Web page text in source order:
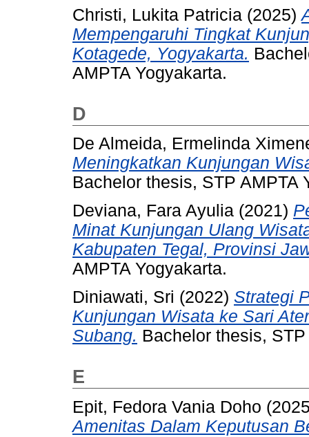
Christi, Lukita Patricia (2025)
Mempengaruhi Tingkat
Kotagede, Yogyakarta.
AMPTA Yogyakarta.
D
De Almeida, Ermelinda
Meningkatkan Kunjungan
Bachelor thesis, STP AMPTA
Deviana, Fara Ayulia (2021)
Minat Kunjungan Ulang
Kabupaten Tegal, Provinsi
AMPTA Yogyakarta.
Diniawati, Sri (2022) Strategi
Kunjungan Wisata ke Sari
Subang. Bachelor thesis,
E
Epit, Fedora Vania Doho
Amenitas Dalam Keputusan